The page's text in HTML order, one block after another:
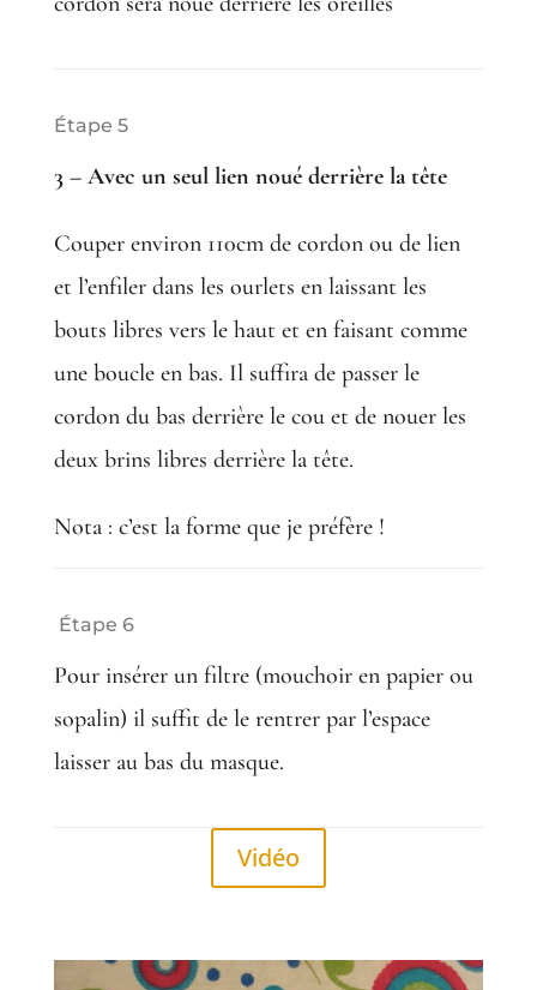
Étape 5
3 – Avec un seul lien noué derrière la tête
Couper environ 110cm de cordon ou de lien
et l’enfiler dans les ourlets en laissant les
bouts libres vers le haut et en faisant comme
une boucle en bas. Il suffira de passer le
cordon du bas derrière le cou et de nouer les
deux brins libres derrière la tête.
Nota : c’est la forme que je préfère !
Étape 6
Pour insérer un filtre (mouchoir en papier ou
sopalin) il suffit de le rentrer par l’espace
laisser au bas du masque.
Vidéo